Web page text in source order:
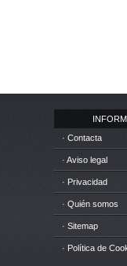
· Contacta
· Aviso legal
· Privacidad
· Quién somos
· Sitemap
· Política de